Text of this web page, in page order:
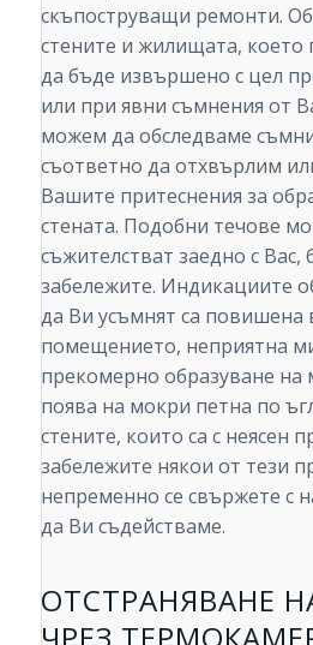
скъпоструващи ремонти.
стените и жилищата, което
да бъде извършено с цел
или при явни съмнения от
можем да обследваме
съответно да отхвърлим
Вашите притеснения за
стената. Подобни течове
съжителстват заедно с Вас,
забележите. Индикациите
да Ви усъмнят са повишена
помещението, неприятна
прекомерно образуване на
поява на мокри петна по
стените, които са с неясен
забележите някои от тези
непременно се свържете с
да Ви съдействаме.
ОТСТРАНЯВАНЕ